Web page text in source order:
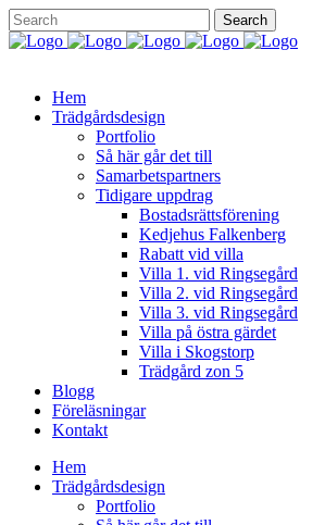
Hem
Trädgårdsdesign
Portfolio
Så här går det till
Samarbetspartners
Tidigare uppdrag
Bostadsrättsförening
Kedjehus Falkenberg
Rabatt vid villa
Villa 1. vid Ringsegård
Villa 2. vid Ringsegård
Villa 3. vid Ringsegård
Villa på östra gärdet
Villa i Skogstorp
Trädgård zon 5
Blogg
Föreläsningar
Kontakt
Hem
Trädgårdsdesign
Portfolio